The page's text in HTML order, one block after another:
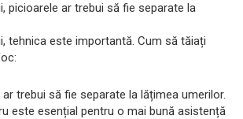
picioarele ar trebui să fie separate la
tehnica este importantă. Cum să tăiați
ar trebui să fie separate la lățimea umerilor.
este esențial pentru o mai bună asistență